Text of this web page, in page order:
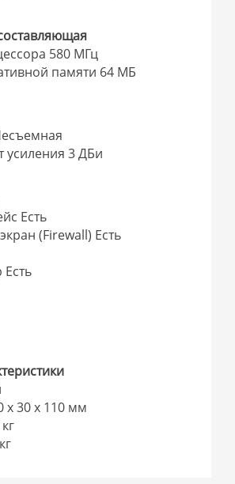
580 МГц
памяти 64 МБ
усиления 3 ДБи
Есть
(Firewall) Есть
Есть
x 30 x 110 мм